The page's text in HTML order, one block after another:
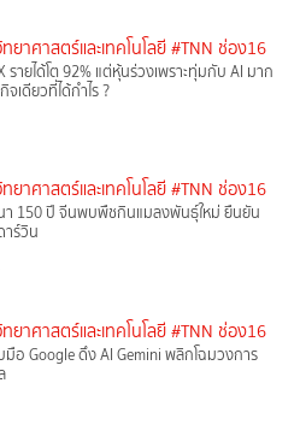
ยาศาสตร์และเทคโนโลยี #TNN ช่อง16
รายได้โต 92% แต่หุ้นร่วงเพราะทุ่มกับ AI มาก
จเดียวที่ได้กำไร ?
ยาศาสตร์และเทคโนโลยี #TNN ช่อง16
า 150 ปี จีนพบพืชกินแมลงพันธุ์ใหม่ ยืนยัน
ร์วิน
ยาศาสตร์และเทคโนโลยี #TNN ช่อง16
มือ Google ดึง AI Gemini พลิกโฉมวงการ